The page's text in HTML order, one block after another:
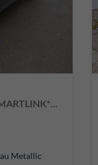
Monte Carlo 1.5 TSI DSG*MATRIX-LED*SMARTLINK*PDC-HI*TEMPOMAT*SHZ*17-ZOLL
Metallic